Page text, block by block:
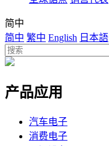
简中
简中 繁中 English 日本語
产品应用
汽车电子
消费电子